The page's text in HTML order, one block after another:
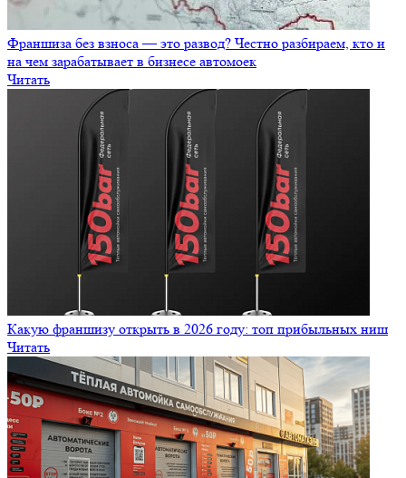
Франшиза без взноса — это развод? Честно разбираем, кто и
на чем зарабатывает в бизнесе автомоек
Читать
Какую франшизу открыть в 2026 году: топ прибыльных ниш
Читать